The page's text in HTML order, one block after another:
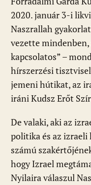
2020. január 3-i
Naszrallah
vezette
kapcsolatos” –
hírszerzési
jemeni hútikat, az
iráni Kudsz Erőt
De valaki, aki az
politika és az izraeli
számú
hogy Izrael
Nyilaira válaszul